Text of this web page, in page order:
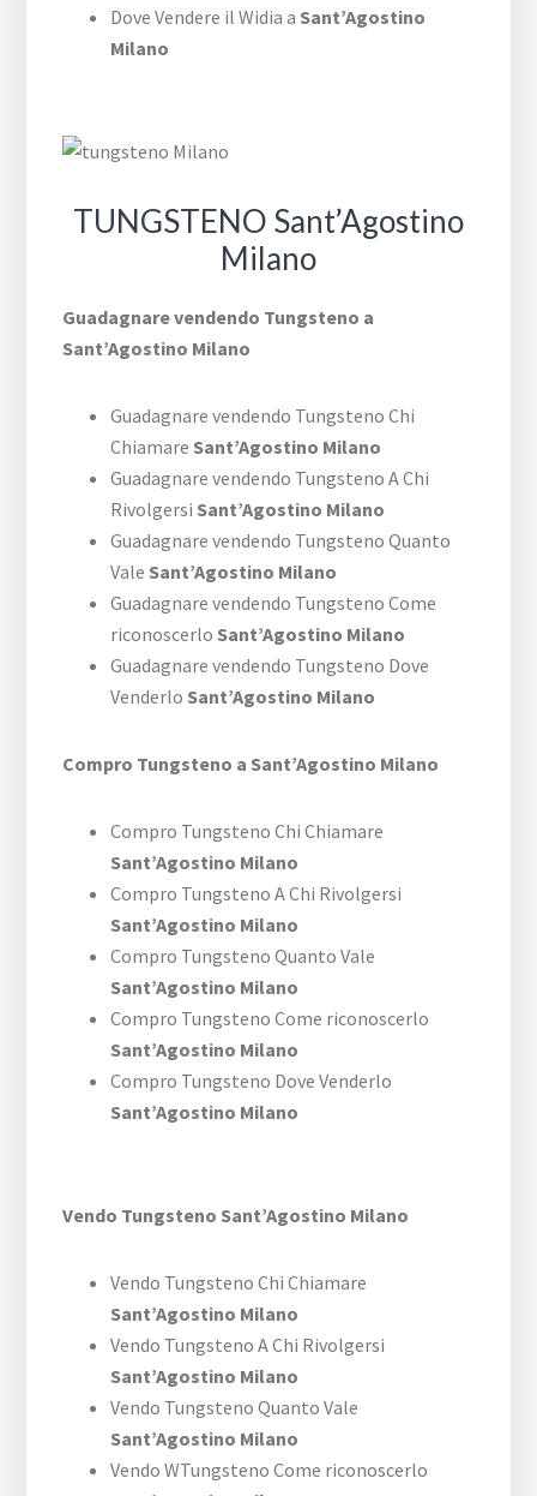
Dove Vendere il Widia a Sant’Agostino
Milano
TUNGSTENO Sant’Agostino
Milano
Guadagnare vendendo Tungsteno a
Sant’Agostino Milano
Guadagnare vendendo Tungsteno Chi
Chiamare Sant’Agostino Milano
Guadagnare vendendo Tungsteno A Chi
Rivolgersi Sant’Agostino Milano
Guadagnare vendendo Tungsteno Quanto
Vale Sant’Agostino Milano
Guadagnare vendendo Tungsteno Come
riconoscerlo Sant’Agostino Milano
Guadagnare vendendo Tungsteno Dove
Venderlo Sant’Agostino Milano
Compro Tungsteno a Sant’Agostino Milano
Compro Tungsteno Chi Chiamare
Sant’Agostino Milano
Compro Tungsteno A Chi Rivolgersi
Sant’Agostino Milano
Compro Tungsteno Quanto Vale
Sant’Agostino Milano
Compro Tungsteno Come riconoscerlo
Sant’Agostino Milano
Compro Tungsteno Dove Venderlo
Sant’Agostino Milano
Vendo Tungsteno Sant’Agostino Milano
Vendo Tungsteno Chi Chiamare
Sant’Agostino Milano
Vendo Tungsteno A Chi Rivolgersi
Sant’Agostino Milano
Vendo Tungsteno Quanto Vale
Sant’Agostino Milano
Vendo WTungsteno Come riconoscerlo